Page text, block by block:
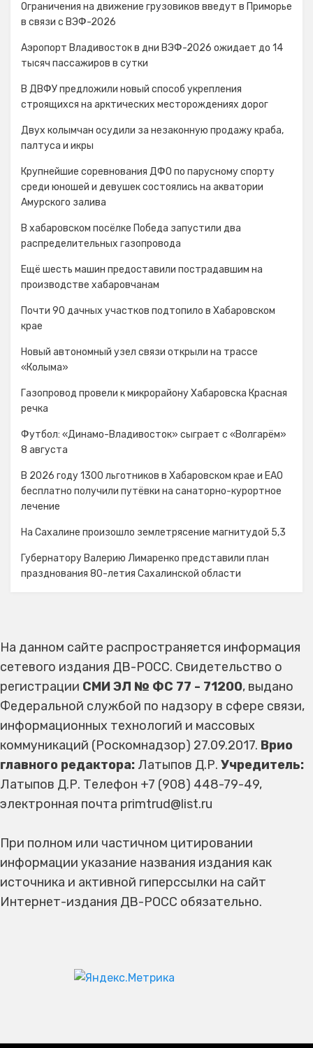
Ограничения на движение грузовиков введут в Приморье
в связи с ВЭФ-2026
Аэропорт Владивосток в дни ВЭФ-2026 ожидает до 14
тысяч пассажиров в сутки
В ДВФУ предложили новый способ укрепления
строящихся на арктических месторождениях дорог
Двух колымчан осудили за незаконную продажу краба,
палтуса и икры
Крупнейшие соревнования ДФО по парусному спорту
среди юношей и девушек состоялись на акватории
Амурского залива
В хабаровском посёлке Победа запустили два
распределительных газопровода
Ещё шесть машин предоставили пострадавшим на
производстве хабаровчанам
Почти 90 дачных участков подтопило в Хабаровском
крае
Новый автономный узел связи открыли на трассе
«Колыма»
Газопровод провели к микрорайону Хабаровска Красная
речка
Футбол: «Динамо-Владивосток» сыграет с «Волгарём»
8 августа
В 2026 году 1300 льготников в Хабаровском крае и ЕАО
бесплатно получили путёвки на санаторно-курортное
лечение
На Сахалине произошло землетрясение магнитудой 5,3
Губернатору Валерию Лимаренко представили план
празднования 80-летия Сахалинской области
На данном сайте распространяется информация
сетевого издания ДВ-РОСС. Свидетельство о
регистрации СМИ ЭЛ № ФС 77 - 71200, выдано
Федеральной службой по надзору в сфере связи,
информационных технологий и массовых
коммуникаций (Роскомнадзор) 27.09.2017. Врио
главного редактора: Латыпов Д.Р. Учредитель:
Латыпов Д.Р. Телефон +7 (908) 448-79-49,
электронная почта primtrud@list.ru
При полном или частичном цитировании
информации указание названия издания как
источника и активной гиперссылки на сайт
Интернет-издания ДВ-РОСС обязательно.